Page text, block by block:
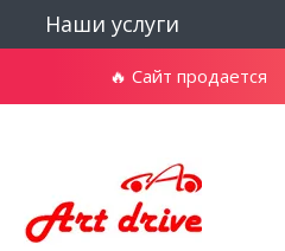
🔥 Сайт продается
Наши услуги